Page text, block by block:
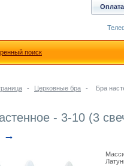
- Церковные бра - Бра
- 3-10 (3
→
Оплата
поиск